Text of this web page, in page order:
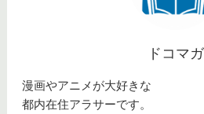
ドコマガ
漫画やアニメが大好きな
都内在住アラサーです。